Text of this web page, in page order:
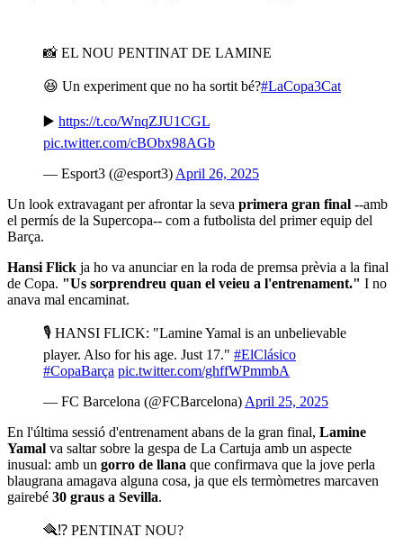
📸 EL NOU PENTINAT DE LAMINE
😆 Un experiment que no ha sortit bé?#LaCopa3Cat
▶️ https://t.co/WnqZJU1CGL
pic.twitter.com/cBObx98AGb
— Esport3 (@esport3) April 26, 2025
Un look extravagant per afrontar la seva primera gran final --amb
el permís de la Supercopa-- com a futbolista del primer equip del
Barça.
Hansi Flick ja ho va anunciar en la roda de premsa prèvia a la final
de Copa. "Us sorprendreu quan el veieu a l'entrenament." I no
anava mal encaminat.
🎙️ HANSI FLICK: "Lamine Yamal is an unbelievable
player. Also for his age. Just 17." #ElClásico
#CopaBarça pic.twitter.com/ghffWPmmbA
— FC Barcelona (@FCBarcelona) April 25, 2025
En l'última sessió d'entrenament abans de la gran final, Lamine
Yamal va saltar sobre la gespa de La Cartuja amb un aspecte
inusual: amb un gorro de llana que confirmava que la jove perla
blaugrana amagava alguna cosa, ja que els termòmetres marcaven
gairebé 30 graus a Sevilla.
🪮⁉️ PENTINAT NOU?